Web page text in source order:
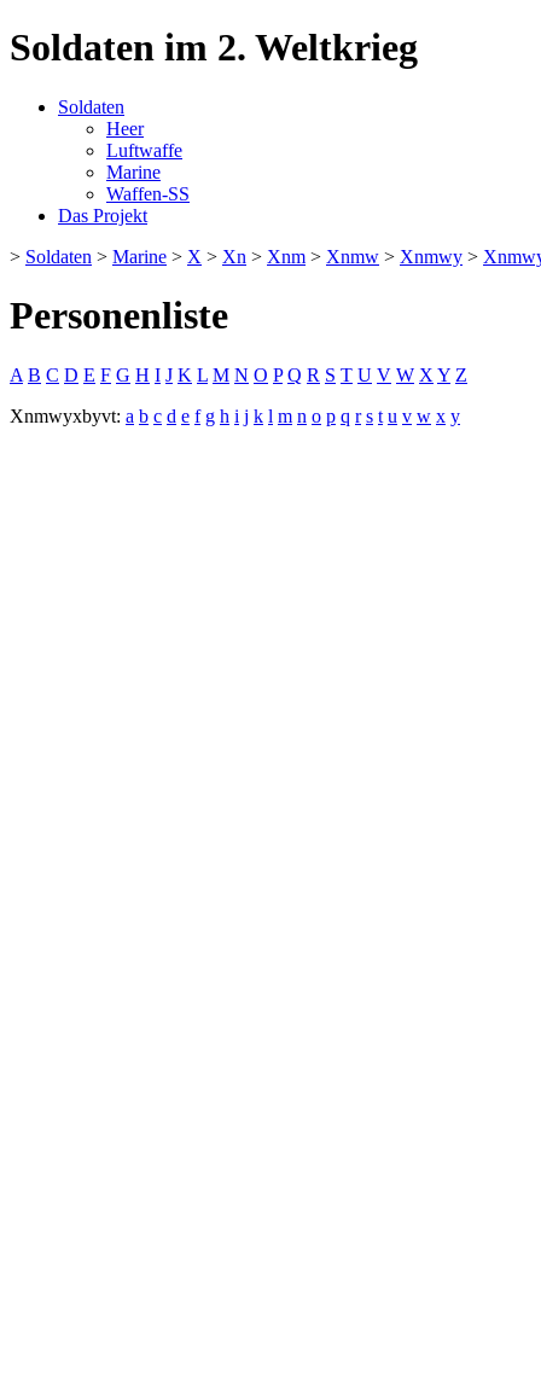
Soldaten im 2. Weltkrieg
Soldaten
Heer
Luftwaffe
Marine
Waffen-SS
Das Projekt
> Soldaten > Marine > X > Xn > Xnm > Xnmw > Xnmwy >
Personenliste
A B C D E F G H I J K L M N O P Q R S T U V W X Y Z
Xnmwyxbyvt: a b c d e f g h i j k l m n o p q r s t u v w x y